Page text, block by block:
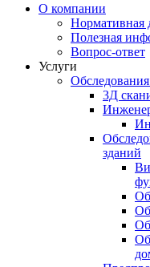
О компании
Нормативная
Полезная
Вопрос-ответ
Услуги
3Д
зданий